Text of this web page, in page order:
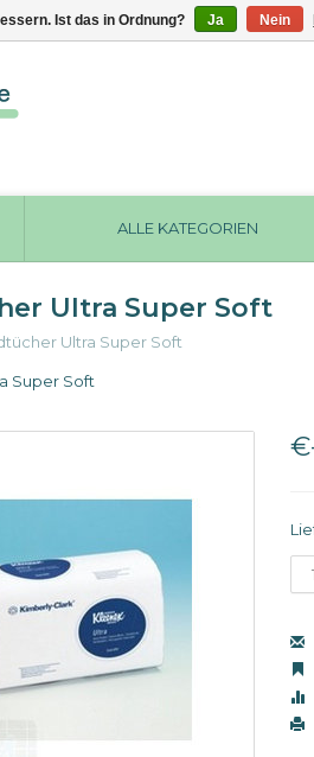
ALLE KATEGORIEN
Ultra Super Soft
Ultra Super Soft
Super Soft
Ist das in Ordnung? Ja Nein